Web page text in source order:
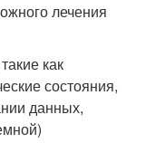
лечения
как
состояния,
данных,